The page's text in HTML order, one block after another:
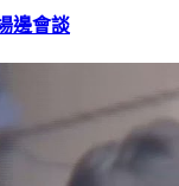
邊會談